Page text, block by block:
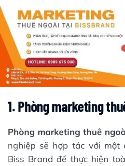
1. Phòng marketing
Phòng marketing thuê
nghiệp sẽ hợp tác với một
Biss Brand để thực hiện